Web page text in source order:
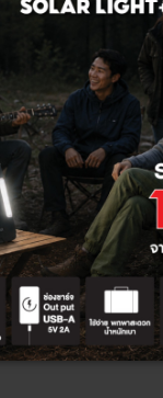
ลัง 6ชิ้น
ส่วนลดท้ายบิล 5%